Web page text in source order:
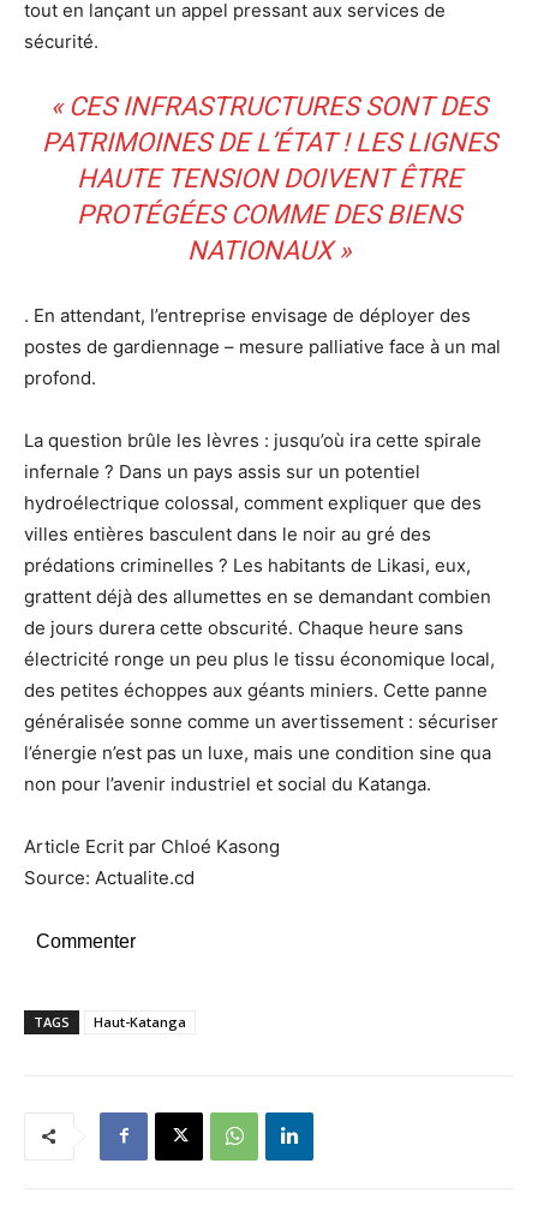
tout en lançant un appel pressant aux services de
sécurité.
« CES INFRASTRUCTURES SONT DES
PATRIMOINES DE L’ÉTAT ! LES LIGNES
HAUTE TENSION DOIVENT ÊTRE
PROTÉGÉES COMME DES BIENS
NATIONAUX »
. En attendant, l’entreprise envisage de déployer des
postes de gardiennage – mesure palliative face à un mal
profond.
La question brûle les lèvres : jusqu’où ira cette spirale
infernale ? Dans un pays assis sur un potentiel
hydroélectrique colossal, comment expliquer que des
villes entières basculent dans le noir au gré des
prédations criminelles ? Les habitants de Likasi, eux,
grattent déjà des allumettes en se demandant combien
de jours durera cette obscurité. Chaque heure sans
électricité ronge un peu plus le tissu économique local,
des petites échoppes aux géants miniers. Cette panne
généralisée sonne comme un avertissement : sécuriser
l’énergie n’est pas un luxe, mais une condition sine qua
non pour l’avenir industriel et social du Katanga.
Article Ecrit par Chloé Kasong
Source: Actualite.cd
Commenter
TAGS Haut-Katanga